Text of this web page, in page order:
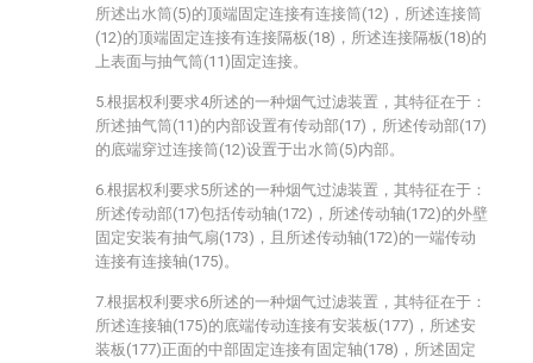
所述出水筒(5)的顶端固定连接有连接筒(12)，所述连接筒
(12)的顶端固定连接有连接隔板(18)，所述连接隔板(18)的
上表面与抽气筒(11)固定连接。
5.根据权利要求4所述的一种烟气过滤装置，其特征在于：
所述抽气筒(11)的内部设置有传动部(17)，所述传动部(17)
的底端穿过连接筒(12)设置于出水筒(5)内部。
6.根据权利要求5所述的一种烟气过滤装置，其特征在于：
所述传动部(17)包括传动轴(172)，所述传动轴(172)的外壁
固定安装有抽气扇(173)，且所述传动轴(172)的一端传动
连接有连接轴(175)。
7.根据权利要求6所述的一种烟气过滤装置，其特征在于：
所述连接轴(175)的底端传动连接有安装板(177)，所述安
装板(177)正面的中部固定连接有固定轴(178)，所述固定